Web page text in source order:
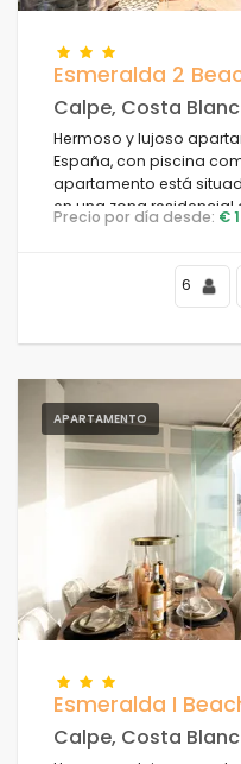
Esmeralda 2
Calpe, Costa
Hermoso y lujoso
España, con piscina
apartamento está
en una zona
y bares, tiendas y
Precio por día desde: €
6
APARTAMENTO
Esmeralda I
Calpe, Costa